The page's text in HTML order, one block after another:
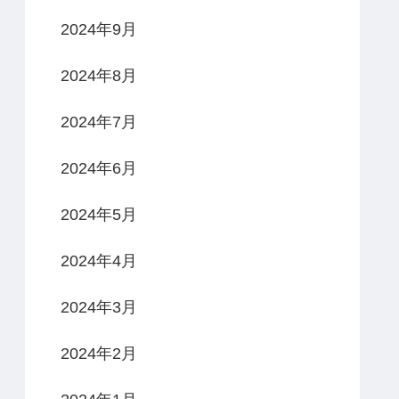
2024年9月
2024年8月
2024年7月
2024年6月
2024年5月
2024年4月
2024年3月
2024年2月